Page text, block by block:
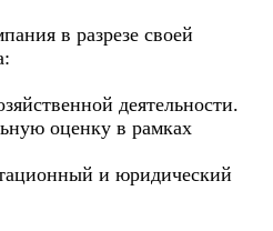
в разрезе своей
деятельности.
оценку в рамках
и юридический